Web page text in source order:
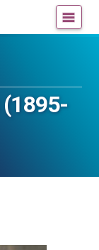
(1895-